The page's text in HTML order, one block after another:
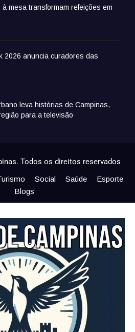
mesa transformam refeições em
2026 anuncia curadores das
leva histórias de Campinas,
para a televisão
Todos os direitos reservados
Social Saúde
Esporte
Blogs